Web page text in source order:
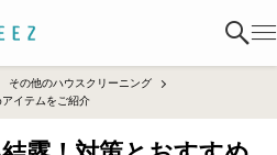
その他のハウスクリーニング
イテムをご紹介